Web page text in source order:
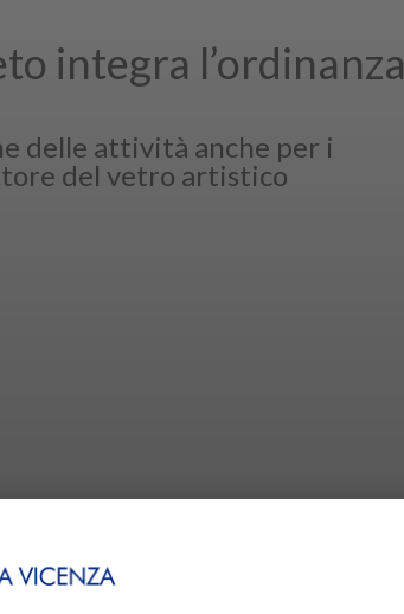
integra l’ordinanza
delle attività anche per i
del vetro artistico